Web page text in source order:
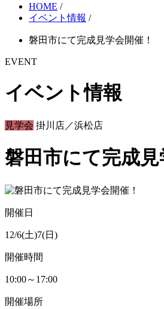
HOME /
イベント情報 /
磐田市にて完成見学会開催！
EVENT
イベント情報
見学会 掛川店／浜松店
磐田市にて完成見
開催日
12/6(土)7(日)
開催時間
10:00～17:00
開催場所